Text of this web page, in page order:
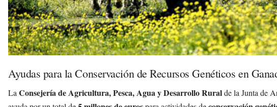
Ayudas para la Conservación de Recursos Genéticos en
LaConsejería de Agricultura, Pesca, Agua y Desarrollo Ruralde la Junta de